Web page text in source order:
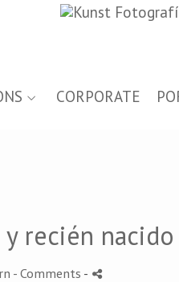
CORPORATE
recién
- Comments -